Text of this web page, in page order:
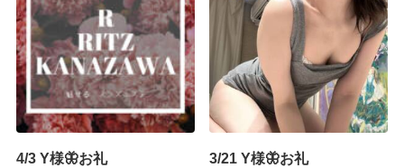
4/3 Y様🦋お礼 3/21 Y様🦋お礼